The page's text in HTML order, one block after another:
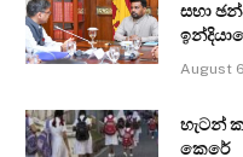
සභා
August
හැටන්
කෙරේ